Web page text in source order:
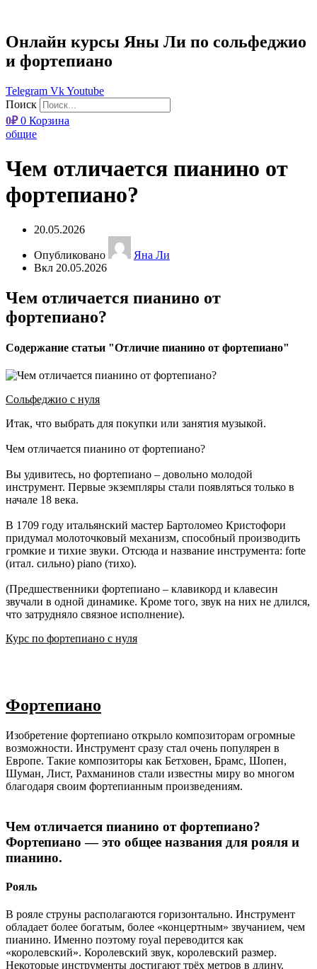
Онлайн курсы Яны Ли по сольфеджио
и фортепиано
Telegram VkYoutube
Поиск
0₽ 0 Корзина
общие
Чем отличается пианино от
фортепиано?
20.05.2026
Опубликовано
Яна Ли
Вкл 20.05.2026
Чем отличается пианино от
фортепиано?
Содержание статьи "Отличие пианино от фортепиано"
Сольфеджио с нуля
Итак, что выбрать для покупки или занятия музыкой.
Чем отличается пианино от фортепиано?
Вы удивитесь, но фортепиано – довольно молодой
инструмент. Первые экземпляры стали появляться только в
начале 18 века.
В 1709 году итальянский мастер Бартоломео Кристофори
придумал молоточковый механизм, способный производить
громкие и тихие звуки. Отсюда и название инструмента: forte
(итал. сильно) piano (тихо).
(Предшественники фортепиано – клавикорд и клавесин
звучали в одной динамике. Кроме того, звук на них не длился,
что затрудняло связное исполнение).
Курс по фортепиано с нуля
Фортепиано
Изобретение фортепиано открыло композиторам огромные
возможности. Инструмент сразу стал очень популярен в
Европе. Такие композиторы как Бетховен, Брамс, Шопен,
Шуман, Лист, Рахманинов стали известны миру во многом
благодаря своим фортепианным произведениям.
Чем отличается пианино от фортепиано?
Фортепиано — это общее названия для рояля и
пианино.
Рояль
В рояле струны располагаются горизонтально. Инструмент
обладает более богатым, более «концертным» звучанием, чем
пианино. Именно поэтому royal переводится как
«королевский». Королевский звук, королевский размер.
Некоторые инструменты достигают трёх метров в длину.